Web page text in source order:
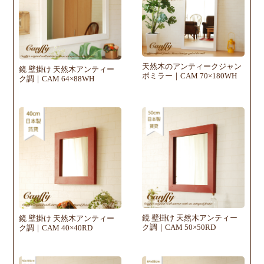
鏡 壁掛け 天然木アンティー
ク調｜CAM 64×88WH
天然木のアンティークジャン
ボミラー｜CAM 70×180WH
鏡 壁掛け 天然木アンティー
ク調｜CAM 40×40RD
鏡 壁掛け 天然木アンティー
ク調｜CAM 50×50RD